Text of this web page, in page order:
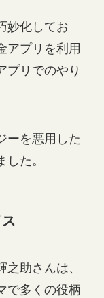
妙化してお
アプリを利用
プリでのやり
ーを悪用した
た。
助さんは、
で多くの役柄